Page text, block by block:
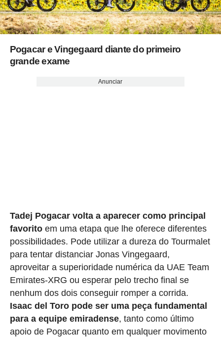
Pogacar e Vingegaard diante do primeiro
grande exame
Anunciar
Tadej Pogacar volta a aparecer como principal
favoritoem uma etapa que lhe oferece diferentes
possibilidades. Pode utilizar a dureza do Tourmalet
para tentar distanciar Jonas Vingegaard,
aproveitar a superioridade numérica da UAE Team
Emirates-XRG ou esperar pelo trecho final se
nenhum dos dois conseguir romper a corrida.
Isaac del Toro pode ser uma peça fundamental
para a equipe emiradense, tanto como último
apoio de Pogacar quanto em qualquer movimento